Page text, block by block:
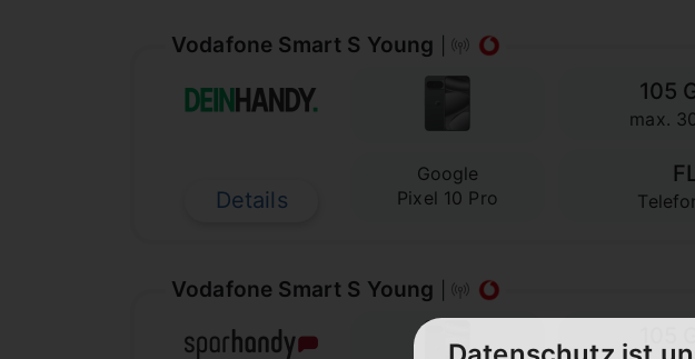
Vodafone Smart S Young
Details
Google
Pixel 10 Pro
105
max.
Vodafone Smart S Young